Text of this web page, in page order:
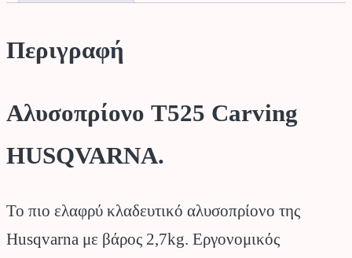
Περιγραφή
Αλυσοπρίονο T525 Carving
HUSQVARNA.
Το πιο ελαφρύ κλαδευτικό αλυσοπρίονο της
Husqvarna με βάρος 2,7kg. Εργονομικός